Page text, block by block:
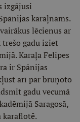
izgājusi
karaļnams.
lēcienus ar
gadu iziet
Karaļa Felipes
ir Spānijas
arī par bruņoto
gadu vecumā
Saragosā,
karaflotē.